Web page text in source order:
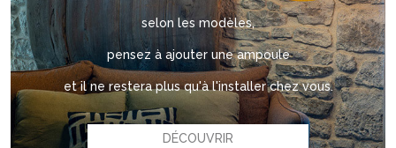
selon les modèles,
pensez à ajouter une ampoule
et il ne restera plus qu'à l'installer chez vous.
DÉCOUVRIR